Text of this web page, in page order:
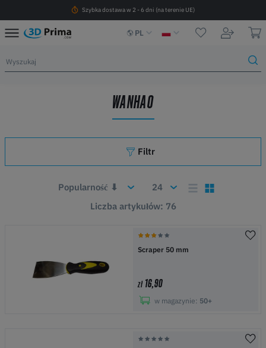
Szybka dostawa w 2 - 6 dni (na terenie UE)
PL
WANHAO
Filtr
Liczba artykułów: 76
Scraper 50 mm
zł16,90
w magazynie: 50+